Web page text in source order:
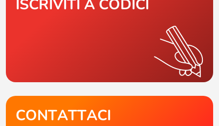
ISCRIVITI A CODICI
CONTATTACI